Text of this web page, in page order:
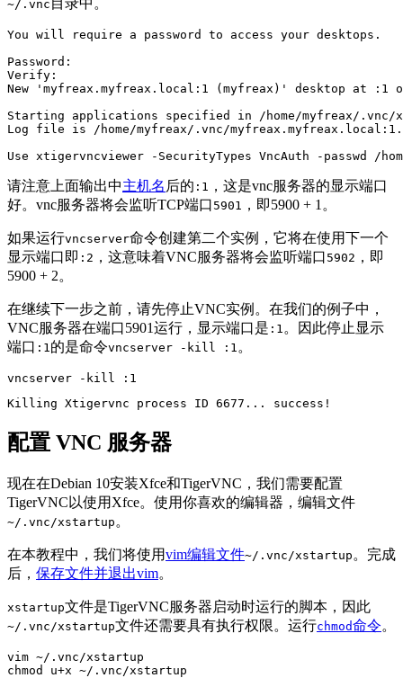
~/.vnc
You will require a password to access your desktops.
Password:
Verify:
New 'myfreax.myfreax.local:1 (myfreax)' desktop at :1
Starting applications specified in /home/myfreax/.vnc/
Log file is /home/myfreax/.vnc/
Use xtigervncviewer -SecurityTypes VncAuth -passwd /
请注意上面输出中主机名 后的 :1
，这是vnc服务器的显示端口
好。vnc服务器将会监听TCP端口 5901 ，即5900 + 1。
如果运行vncserver命令创建第二个实例，它将在使用下一个
显示端口即 :2 ，这意味着VNC服务器将会监听端口 5902 ，即
5900 + 2。
在继续下一步之前，请先停止VNC实例。在我们的例子中，
VNC服务器在端口5901运行，显示端口是 :1 。因此停止显示
端口 :1 的是命令vncserver -kill :1 。
vncserver -kill :1
Killing Xtigervnc process ID 6677... success!
配置 VNC 服务器
现在在Debian 10安装Xfce和TigerVNC，我们需要配置
TigerVNC以使用Xfce。使用你喜欢的编辑器，编辑文件
~/.vnc/xstartup 。
在本教程中，我们将使用vim编辑文件~/.vnc/xstartup 。完成
后， 保存文件并退出vim。
xstartup文件是TigerVNC服务器启动时运行的脚本，因此
~/.vnc/xstartup文件还需要具有执行权限。运行chmod命令。
vim ~/.vnc/xstartup
chmod u+x ~/.vnc/xstartup